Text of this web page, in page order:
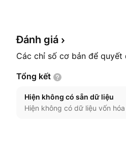
Đánh giá
Các chỉ số cơ bản để
Tổng kết
Hiện không có sẵn dữ liệu
Hiện không có dữ liệu vốn